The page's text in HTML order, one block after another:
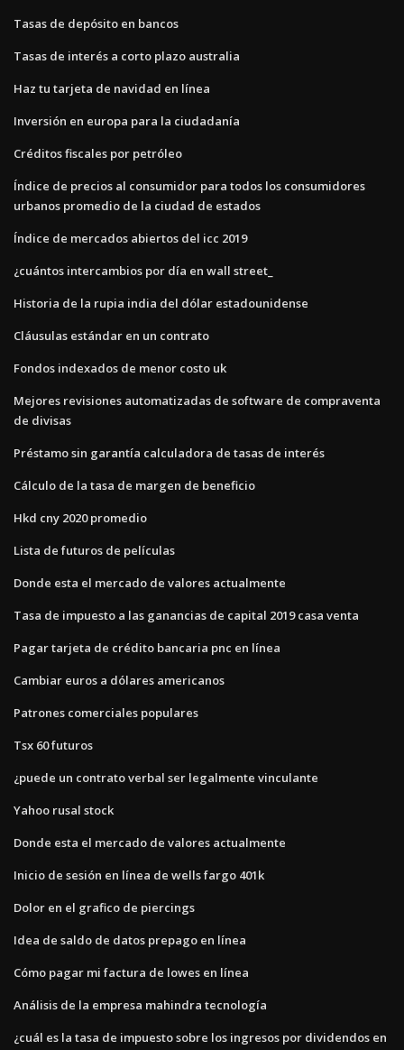
Tasas de depósito en bancos
Tasas de interés a corto plazo australia
Haz tu tarjeta de navidad en línea
Inversión en europa para la ciudadanía
Créditos fiscales por petróleo
Índice de precios al consumidor para todos los consumidores
urbanos promedio de la ciudad de estados
Índice de mercados abiertos del icc 2019
¿cuántos intercambios por día en wall street_
Historia de la rupia india del dólar estadounidense
Cláusulas estándar en un contrato
Fondos indexados de menor costo uk
Mejores revisiones automatizadas de software de compraventa
de divisas
Préstamo sin garantía calculadora de tasas de interés
Cálculo de la tasa de margen de beneficio
Hkd cny 2020 promedio
Lista de futuros de películas
Donde esta el mercado de valores actualmente
Tasa de impuesto a las ganancias de capital 2019 casa venta
Pagar tarjeta de crédito bancaria pnc en línea
Cambiar euros a dólares americanos
Patrones comerciales populares
Tsx 60 futuros
¿puede un contrato verbal ser legalmente vinculante
Yahoo rusal stock
Donde esta el mercado de valores actualmente
Inicio de sesión en línea de wells fargo 401k
Dolor en el grafico de piercings
Idea de saldo de datos prepago en línea
Cómo pagar mi factura de lowes en línea
Análisis de la empresa mahindra tecnología
¿cuál es la tasa de impuesto sobre los ingresos por dividendos en